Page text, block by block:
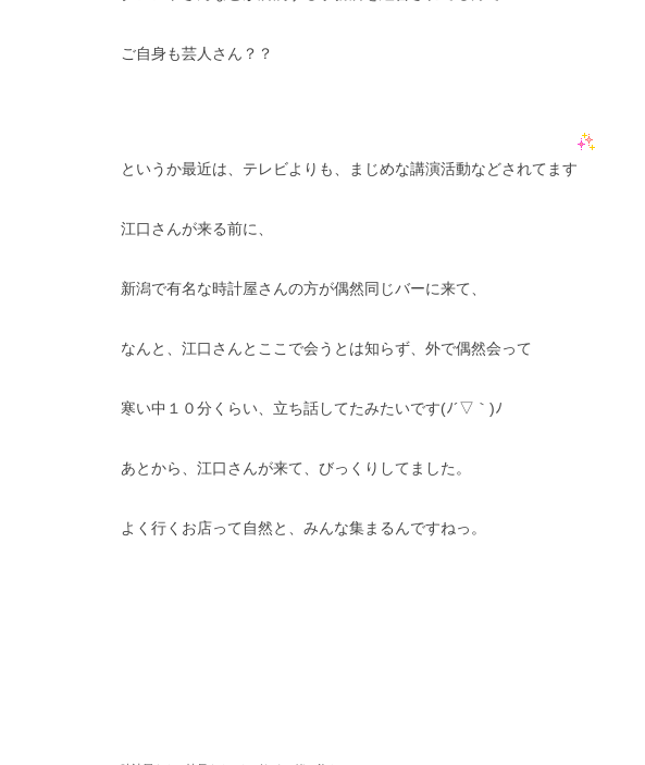
ご自身も芸人さん？？
というか最近は、テレビよりも、まじめな講演活動などされてます
江口さんが来る前に、
新潟で有名な時計屋さんの方が偶然同じバーに来て、
なんと、江口さんとここで会うとは知らず、外で偶然会って
寒い中１０分くらい、立ち話してたみたいです(ﾉ´▽｀)ﾉ
あとから、江口さんが来て、びっくりしてました。
よく行くお店って自然と、みんな集まるんですねっ。